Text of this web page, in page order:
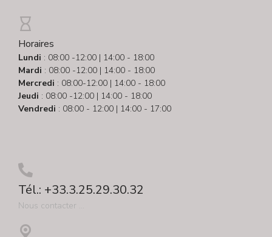
Horaires
Lundi : 08:00 -12:00 | 14:00 - 18:00
Mardi : 08:00 -12:00 | 14:00 - 18:00
Mercredi : 08:00-12:00 | 14:00 - 18:00
Jeudi : 08:00 -12:00 | 14:00 - 18:00
Vendredi : 08:00 - 12:00 | 14:00 - 17:00
Tél.: +33.3.25.29.30.32
Nous contacter ...